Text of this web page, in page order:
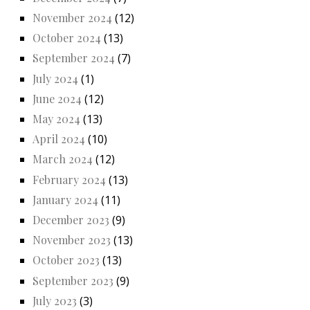
November 2024 (12)
October 2024 (13)
September 2024 (7)
July 2024 (1)
June 2024 (12)
May 2024 (13)
April 2024 (10)
March 2024 (12)
February 2024 (13)
January 2024 (11)
December 2023 (9)
November 2023 (13)
October 2023 (13)
September 2023 (9)
July 2023 (3)